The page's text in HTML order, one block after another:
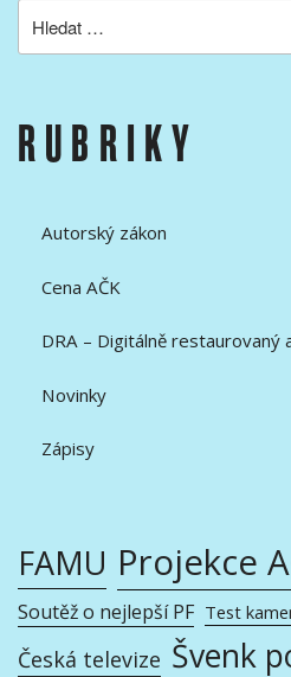
RUBRIKY
Autorský zákon
Cena AČK
DRA – Digitálně restaurovaný
Novinky
Zápisy
FAMU Projekce
Soutěž o nejlepší PF Test
Česká televize Švenk